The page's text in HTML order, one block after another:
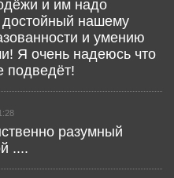
и им надо
нашему
и умению
Я очень надеюсь что
подведёт!
разумный
....